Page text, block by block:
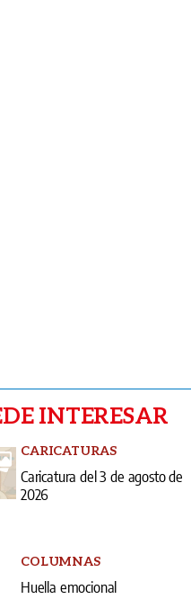
Caricatura del 3 de agosto de
2026
COLUMNAS
Huella emocional